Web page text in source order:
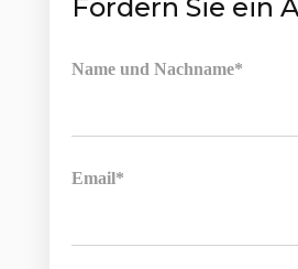
Fordern Sie ein
Name und Nachname*
Email*